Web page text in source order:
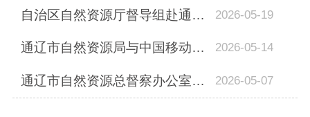
自治区自然资源厅督导组赴通辽市指导非煤矿山资源整合与增储上产工作 2026-05-19
通辽市自然资源局与中国移动内蒙古公司通辽分公司签署党建和创及战略合... 2026-05-14
通辽市自然资源总督察办公室召开违法违规典型问题剖析整改工作会议 2026-05-07